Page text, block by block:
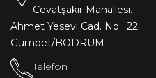
Cevatşakir Mahallesi.
Ahmet Yesevi Cad. No : 22
Gümbet/BODRUM
Telefon